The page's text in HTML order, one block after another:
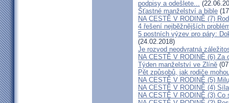
podpisy a odešlete...
Šťastné manželství a bible
NA CESTĚ V RODINĚ (7)
4 řešení nejběžnějších
5 postních výzev pro páry:
(24.02.2018)
Je rozvod neodvratná
NA CESTĚ V RODINĚ (6) Za
Týden manželství ve Zlíně
Pět způsobů, jak rodiče
NA CESTĚ V RODINĚ (5)
NA CESTĚ V RODINĚ (4)
NA CESTĚ V RODINĚ (3) Co